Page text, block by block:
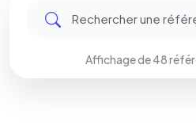
Affichage de 48